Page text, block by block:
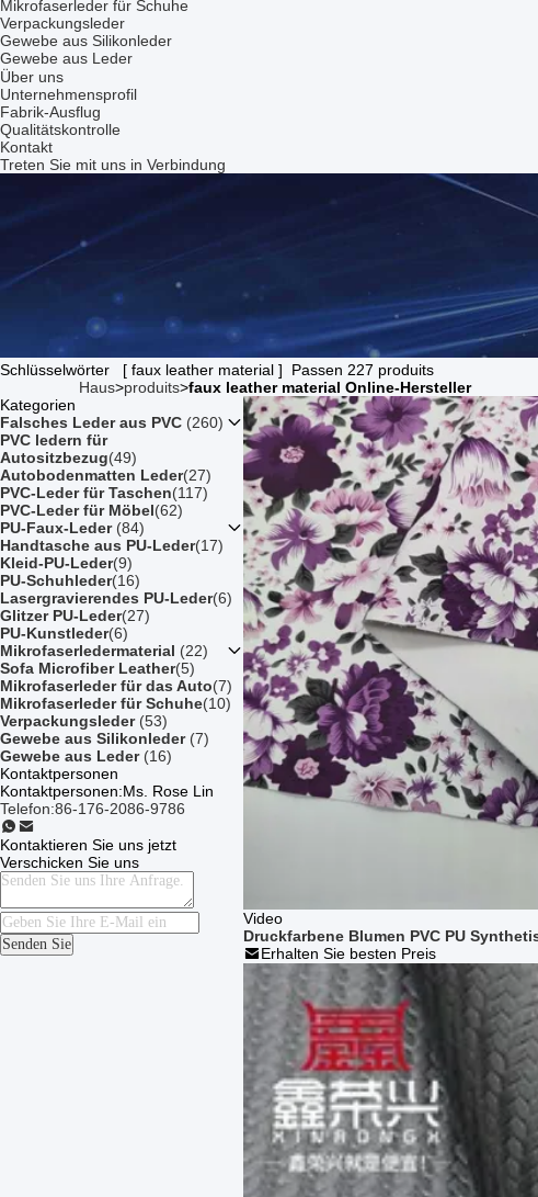
Mikrofaserleder für Schuhe
Verpackungsleder
Gewebe aus Silikonleder
Gewebe aus Leder
Über uns
Unternehmensprofil
Fabrik-Ausflug
Qualitätskontrolle
Kontakt
Treten Sie mit uns in Verbindung
Schlüsselwörter [ faux leather material ] Passen 227 produits
Haus>produits>faux leather material Online-Hersteller
Kategorien
Falsches Leder aus PVC (260)
PVC ledern für
Autositzbezug(49)
Autobodenmatten Leder(27)
PVC-Leder für Taschen(117)
PVC-Leder für Möbel(62)
PU-Faux-Leder(84)
Handtasche aus PU-Leder(17)
Kleid-PU-Leder(9)
PU-Schuhleder(16)
Lasergravierendes PU-Leder(6)
Glitzer PU-Leder(27)
PU-Kunstleder(6)
Mikrofaserledermaterial (22)
Sofa Microfiber Leather(5)
Mikrofaserleder für das Auto(7)
Mikrofaserleder für Schuhe(10)
Verpackungsleder(53)
Gewebe aus Silikonleder(7)
Gewebe aus Leder(16)
Kontaktpersonen
Kontaktpersonen:Ms. Rose Lin
Telefon:86-176-2086-9786
Kontaktieren Sie uns jetzt
Verschicken Sie uns
Senden Sie
Video
Druckfarbene Blumen PVC PU
Erhalten Sie besten Preis